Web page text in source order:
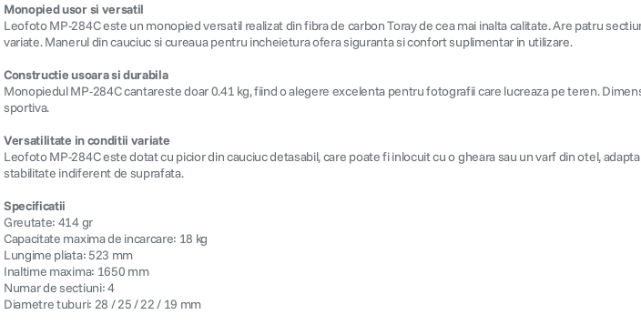
Monopied usor si versatil
Leofoto MP-284C este un monopied versatil realizat din fibra de carbon Toray de cea mai inalta calitate. Are patru
variate. Manerul din cauciuc si cureaua pentru incheietura ofera siguranta si confort suplimentar in utilizare.
Constructie usoara si durabila
Monopiedul MP-284C cantareste doar 0.41 kg, fiind o alegere excelenta pentru fotografii care lucreaza pe teren.
sportiva.
Versatilitate in conditii variate
Leofoto MP-284C este dotat cu picior din cauciuc detasabil, care poate fi inlocuit cu o gheara sau un varf din otel,
stabilitate indiferent de suprafata.
Specificatii
Greutate: 414 gr
Capacitate maxima de incarcare: 18 kg
Lungime pliata: 523 mm
Inaltime maxima: 1650 mm
Numar de sectiuni: 4
Diametre tuburi: 28 / 25 / 22 / 19 mm